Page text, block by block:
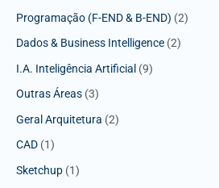
Programação (F-END & B-END) (2)
Dados & Business Intelligence (2)
I.A. Inteligência Artificial (9)
Outras Áreas (3)
Geral Arquitetura (2)
CAD (1)
Sketchup (1)